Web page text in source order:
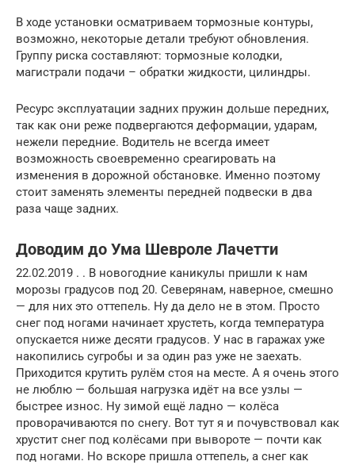
В ходе установки осматриваем тормозные контуры,
возможно, некоторые детали требуют обновления.
Группу риска составляют: тормозные колодки,
магистрали подачи – обратки жидкости, цилиндры.
Ресурс эксплуатации задних пружин дольше передних,
так как они реже подвергаются деформации, ударам,
нежели передние. Водитель не всегда имеет
возможность своевременно среагировать на
изменения в дорожной обстановке. Именно поэтому
стоит заменять элементы передней подвески в два
раза чаще задних.
Доводим до Ума Шевроле Лачетти
22.02.2019 . . В новогодние каникулы пришли к нам
морозы градусов под 20. Северянам, наверное, смешно
— для них это оттепель. Ну да дело не в этом. Просто
снег под ногами начинает хрустеть, когда температура
опускается ниже десяти градусов. У нас в гаражах уже
накопились сугробы и за один раз уже не заехать.
Приходится крутить рулём стоя на месте. А я очень этого
не люблю — большая нагрузка идёт на все узлы —
быстрее износ. Ну зимой ещё ладно — колёса
проворачиваются по снегу. Вот тут я и почувствовал как
хрустит снег под колёсами при вывороте — почти как
под ногами. Но вскоре пришла оттепель, а снег как